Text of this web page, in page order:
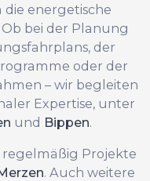
energetische
bei der Planung
der
oder der
– wir begleiten
Expertise, unter
und Bippen.
Projekte
. Auch weitere